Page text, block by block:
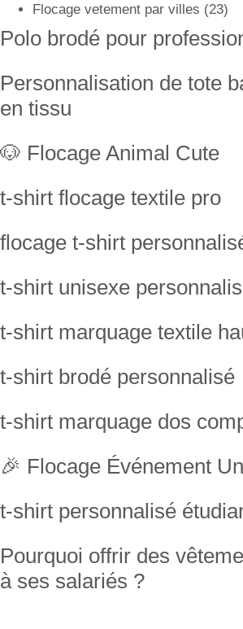
Flocage vetement par villes (23)
Polo brodé pour
Personnalisation de tote
en tissu
🐶 Flocage Animal Cute
t-shirt flocage textile pro
flocage t-shirt
t-shirt unisexe
t-shirt marquage textile
t-shirt brodé personnalisé
t-shirt marquage dos
🎉 Flocage Événement
t-shirt personnalisé
Pourquoi offrir des
à ses salariés ?